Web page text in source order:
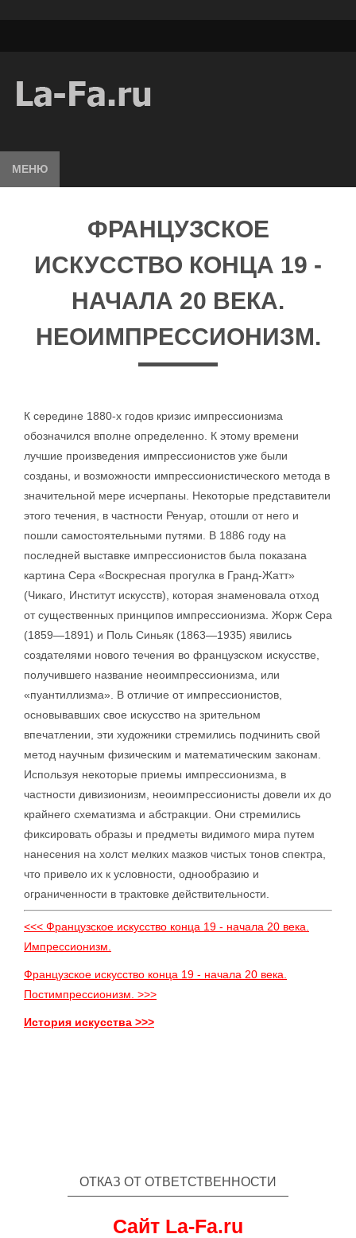
МЕНЮ
ФРАНЦУЗСКОЕ
ИСКУССТВО КОНЦА 19 -
НАЧАЛА 20 ВЕКА.
НЕОИМПРЕССИОНИЗМ.
К середине 1880-х годов кризис импрессионизма
обозначился вполне определенно. К этому времени
лучшие произведения импрессионистов уже были
созданы, и возможности импрессионистического метода в
значительной мере исчерпаны. Некоторые представители
этого течения, в частности Ренуар, отошли от него и
пошли самостоятельными путями. В 1886 году на
последней выставке импрессионистов была показана
картина Сера «Воскресная прогулка в Гранд-Жатт»
(Чикаго, Институт искусств), которая знаменовала отход
от существенных принципов импрессионизма. Жорж Сера
(1859—1891) и Поль Синьяк (1863—1935) явились
создателями нового течения во французском искусстве,
получившего название неоимпрессионизма, или
«пуантиллизма». В отличие от импрессионистов,
основывавших свое искусство на зрительном
впечатлении, эти художники стремились подчинить свой
метод научным физическим и математическим законам.
Используя некоторые приемы импрессионизма, в
частности дивизионизм, неоимпрессионисты довели их до
крайнего схематизма и абстракции. Они стремились
фиксировать образы и предметы видимого мира путем
нанесения на холст мелких мазков чистых тонов спектра,
что привело их к условности, однообразию и
ограниченности в трактовке действительности.
<<< Французское искусство конца 19 - начала 20 века.
Импрессионизм.
Французское искусство конца 19 - начала 20 века.
Постимпрессионизм. >>>
История искусства >>>
ОТКАЗ ОТ ОТВЕТСТВЕННОСТИ
Сайт La-Fa.ru